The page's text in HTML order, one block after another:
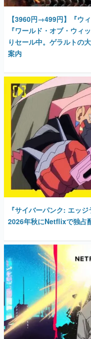
【3960円→499円】『ウ
『ワールド・オブ・ウィ
りセール中。ゲラルトの
案内
『サイバーパンク: エッ
2026年秋にNetflixで独占